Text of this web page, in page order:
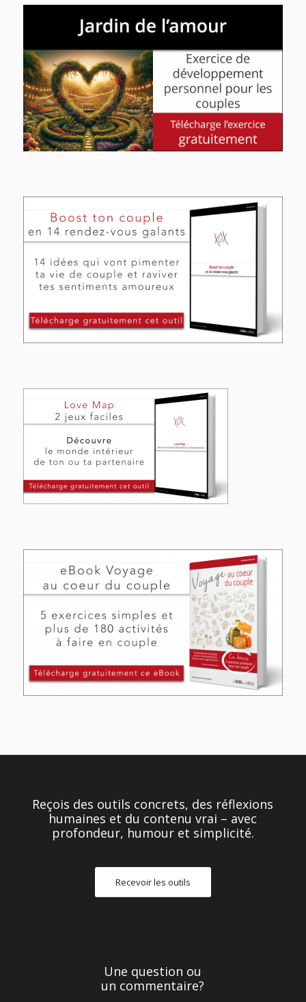
Reçois des outils concrets, des réflexions
humaines et du contenu vrai – avec
profondeur, humour et simplicité.
Recevoir les outils
Une question ou
un commentaire?